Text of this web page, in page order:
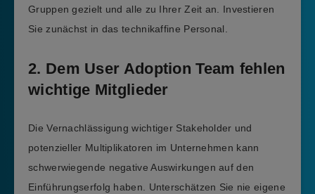
Gruppen gezielt und alle zu Ihrer Zeit an. Investieren
Sie zunächst in das technikaffine Personal.
2. Dem User Adoption Team fehlen
wichtige Mitglieder
Die Vernachlässigung wichtiger Stakeholder und
potenzieller Multiplikatoren im Unternehmen kann
schwerwiegende negative Auswirkungen auf den
Einführungserfolg haben. Unterschätzen Sie nie eigene